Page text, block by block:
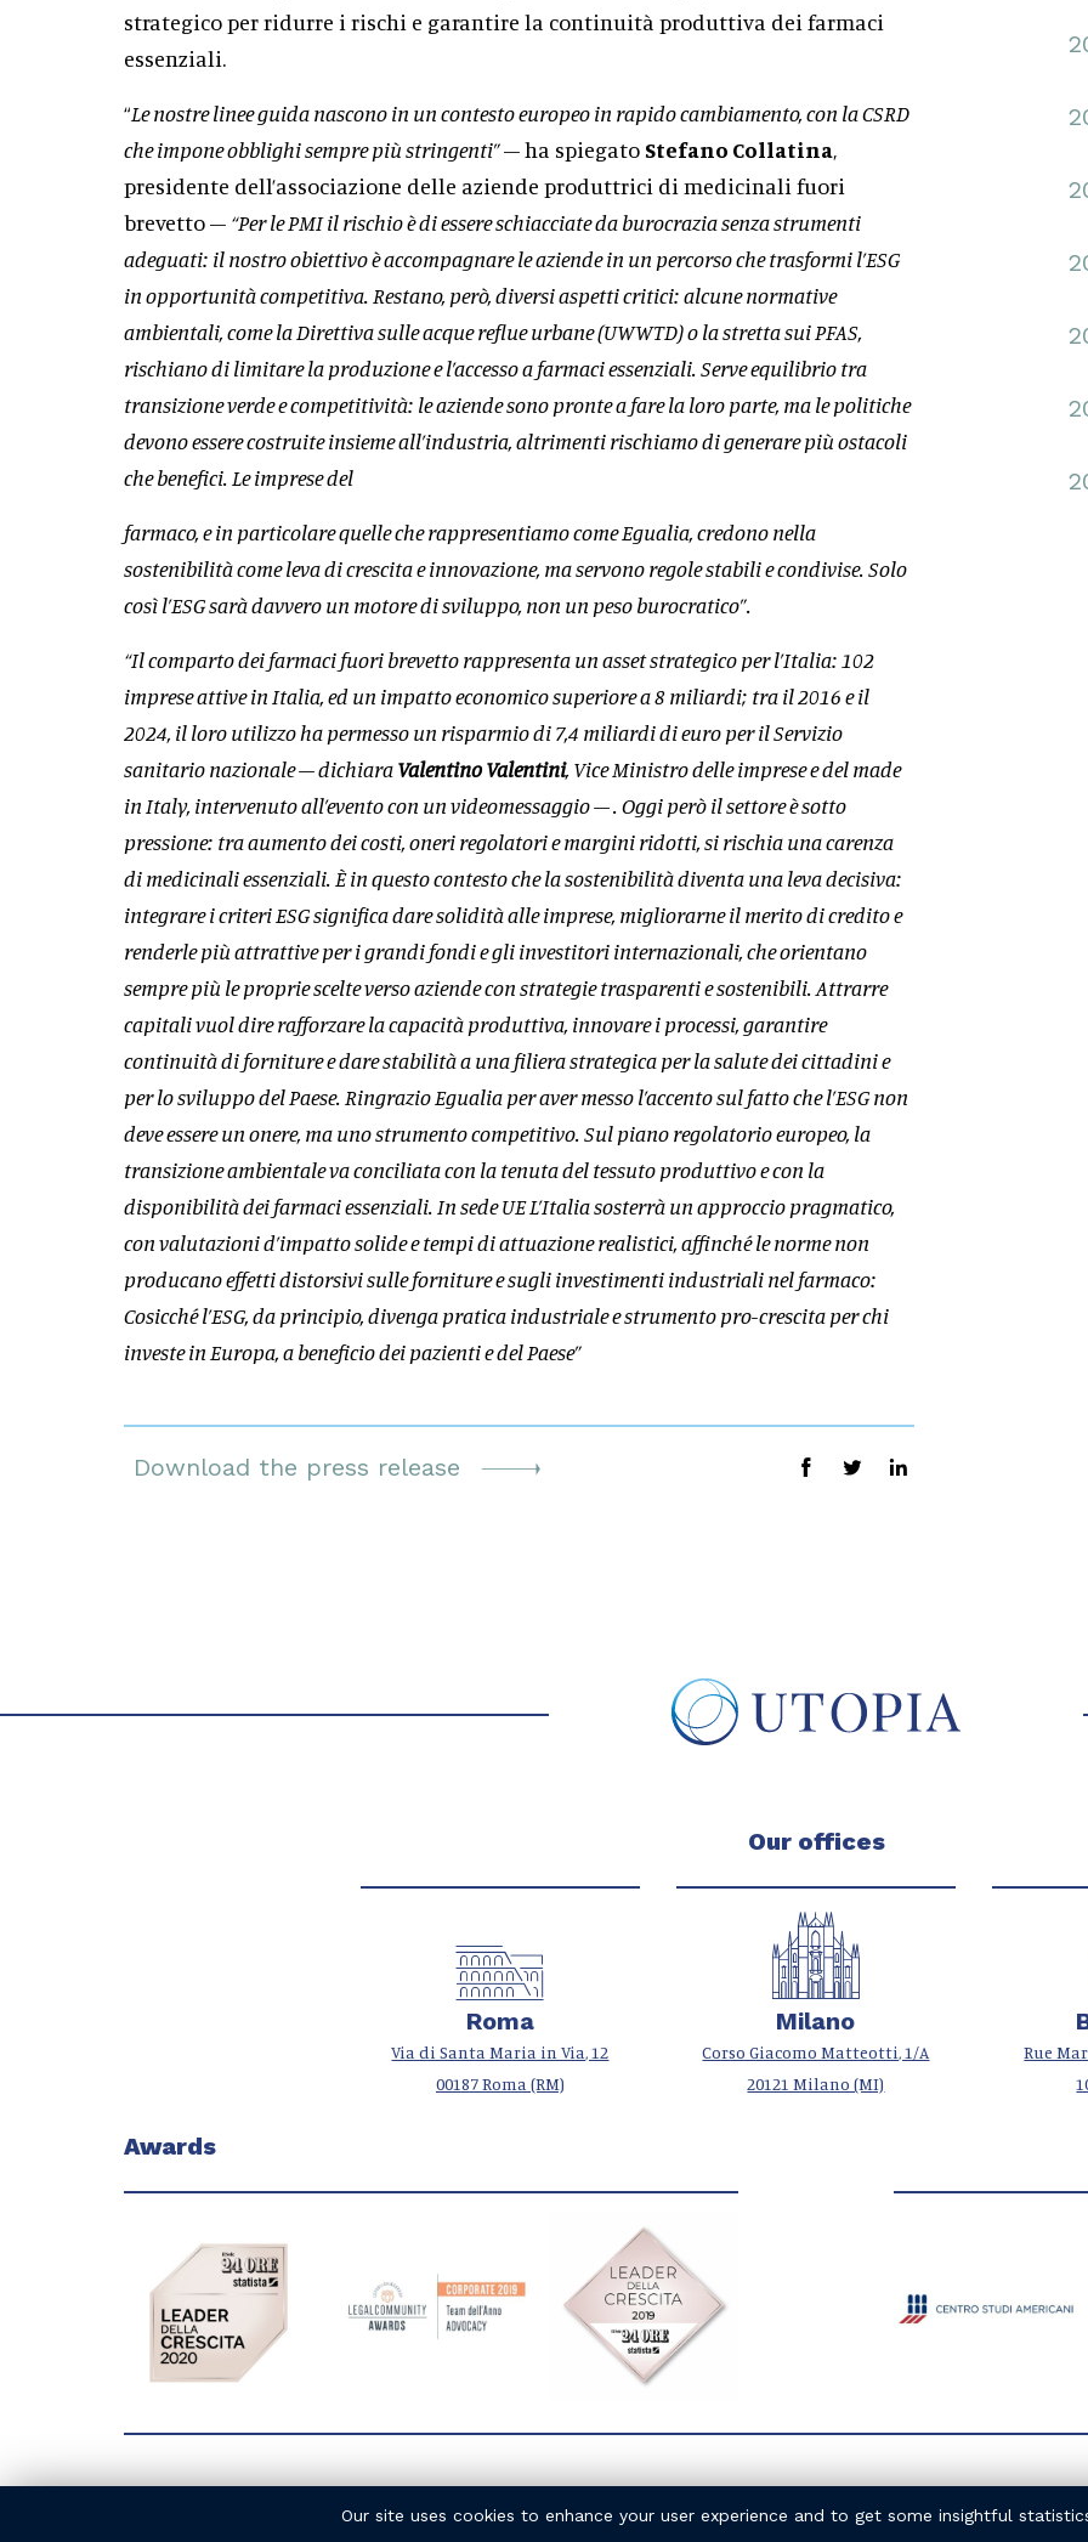
strategico per ridurre i rischi e garantire la continuità produttiva dei farmaci
essenziali.
“Le nostre linee guida nascono in un contesto europeo in rapido cambiamento, con la CSRD
che impone obblighi sempre più stringenti”– ha spiegato Stefano Collatina,
presidente dell’associazione delle aziende produttrici di medicinali fuori
brevetto – “Per le PMI il rischio è di essere schiacciate da burocrazia senza strumenti
adeguati: il nostro obiettivo è accompagnare le aziende in un percorso che trasformi l’ESG
in opportunità competitiva. Restano, però, diversi aspetti critici: alcune normative
ambientali, come la Direttiva sulle acque reflue urbane (UWWTD) o la stretta sui PFAS,
rischiano di limitare la produzione e l’accesso a farmaci essenziali. Serve equilibrio tra
transizione verde e competitività: le aziende sono pronte a fare la loro parte, ma le politiche
devono essere costruite insieme all’industria, altrimenti rischiamo di generare più ostacoli
che benefici. Le imprese del
farmaco, e in particolare quelle che rappresentiamo come Egualia, credono nella
sostenibilità come leva di crescita e innovazione, ma servono regole stabili e condivise. Solo
così l’ESG sarà davvero un motore di sviluppo, non un peso burocratico”.
“Il comparto dei farmaci fuori brevetto rappresenta un asset strategico per l’Italia: 102
imprese attive in Italia, ed un impatto economico superiore a 8 miliardi; tra il 2016 e il
2024, il loro utilizzo ha permesso un risparmio di 7,4 miliardi di euro per il Servizio
sanitario nazionale – dichiaraValentino Valentini, Vice Ministro delle imprese e del made
in Italy, intervenuto all’evento con un videomessaggio – . Oggi però il settore è sotto
pressione: tra aumento dei costi, oneri regolatori e margini ridotti, si rischia una carenza
di medicinali essenziali. È in questo contesto che la sostenibilità diventa una leva decisiva:
integrare i criteri ESG significa dare solidità alle imprese, migliorarne il merito di credito e
renderle più attrattive per i grandi fondi e gli investitori internazionali, che orientano
sempre più le proprie scelte verso aziende con strategie trasparenti e sostenibili. Attrarre
capitali vuol dire rafforzare la capacità produttiva, innovare i processi, garantire
continuità di forniture e dare stabilità a una filiera strategica per la salute dei cittadini e
per lo sviluppo del Paese. Ringrazio Egualia per aver messo l’accento sul fatto che l’ESG non
deve essere un onere, ma uno strumento competitivo. Sul piano regolatorio europeo, la
transizione ambientale va conciliata con la tenuta del tessuto produttivo e con la
disponibilità dei farmaci essenziali. In sede UE L’Italia sosterrà un approccio pragmatico,
con valutazioni d’impatto solide e tempi di attuazione realistici, affinché le norme non
producano effetti distorsivi sulle forniture e sugli investimenti industriali nel farmaco:
Cosicché l’ESG, da principio, divenga pratica industriale e strumento pro-crescita per chi
investe in Europa, a beneficio dei pazienti e del Paese”
Download the press release
Our offices
Roma
Via di Santa Maria in Via, 12
00187 Roma (RM)
Milano
Corso Giacomo Matteotti, 1/A
20121 Milano (MI)
Rue
Awards
Our site uses cookies to enhance your user experience and to get some insightful